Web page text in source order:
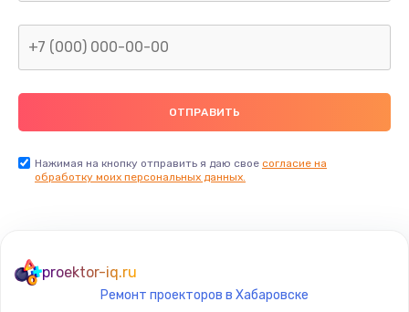
Нажимая на кнопку отправить я даю свое согласие на
обработку моих персональных данных.
proektor-iq.ru
Ремонт проекторов в Хабаровске